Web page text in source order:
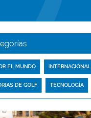
EL MUNDO INTERNACIONAL
DE GOLF TECNOLOGÍA